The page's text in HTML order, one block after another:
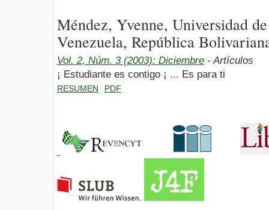
Méndez, Yvenne, Universidad
Venezuela, República
Vol. 2, Núm. 3 (2003): Diciembre - Artículos
¡ Estudiante es contigo ¡ ... Es para ti
RESUMEN PDF